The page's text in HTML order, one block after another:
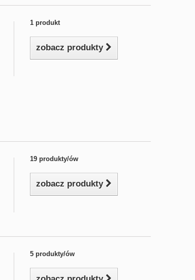
1 produkt
zobacz produkty
19 produkty/ów
zobacz produkty
5 produkty/ów